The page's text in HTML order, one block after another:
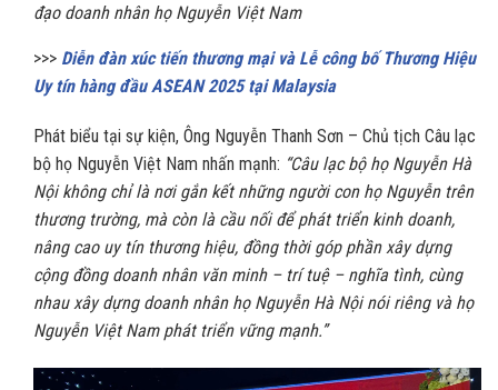
đạo doanh nhân họ Nguyễn Việt Nam
>>> Diễn đàn xúc tiến thương mại và Lễ công bố Thương Hiệu
Uy tín hàng đầu ASEAN 2025 tại Malaysia
Phát biểu tại sự kiện, Ông Nguyễn Thanh Sơn – Chủ tịch Câu lạc
bộ họ Nguyễn Việt Nam nhấn mạnh: “Câu lạc bộ họ Nguyễn Hà
Nội không chỉ là nơi gắn kết những người con họ Nguyễn trên
thương trường, mà còn là cầu nối để phát triển kinh doanh,
nâng cao uy tín thương hiệu, đồng thời góp phần xây dựng
cộng đồng doanh nhân văn minh – trí tuệ – nghĩa tình, cùng
nhau xây dựng doanh nhân họ Nguyễn Hà Nội nói riêng và họ
Nguyễn Việt Nam phát triển vững mạnh.”